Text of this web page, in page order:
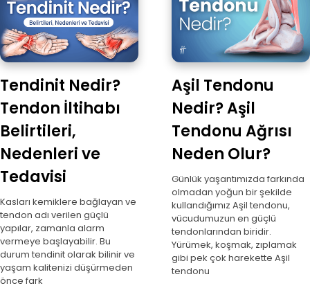
Tendinit Nedir?
Tendon İltihabı
Belirtileri,
Nedenleri ve
Tedavisi
Kasları kemiklere bağlayan ve
tendon adı verilen güçlü
yapılar, zamanla alarm
vermeye başlayabilir. Bu
durum tendinit olarak bilinir ve
yaşam kalitenizi düşürmeden
önce fark
Aşil Tendonu
Nedir? Aşil
Tendonu Ağrısı
Neden Olur?
Günlük yaşantımızda farkında
olmadan yoğun bir şekilde
kullandığımız Aşil tendonu,
vücudumuzun en güçlü
tendonlarından biridir.
Yürümek, koşmak, zıplamak
gibi pek çok harekette Aşil
tendonu